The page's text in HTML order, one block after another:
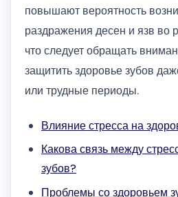
повышают вероятность
раздражения десен и язв во
что следует обращать
защитить здоровье зубов
или трудные периоды.
Влияние стресса на
Какова связь между
зубов?
Проблемы со здоровьем